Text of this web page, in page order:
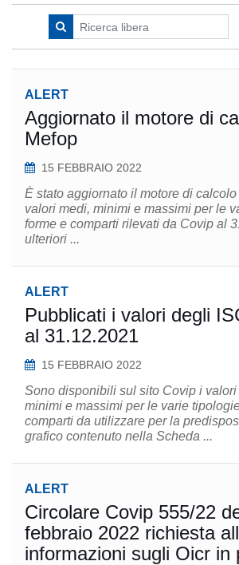
ALERT
Aggiornato il motore di
Mefop
15 FEBBRAIO 2022
È stato aggiornato il motore di
valori medi, minimi e massimi per le
forme e comparti rilevati da Covip al
ulteriori ...
ALERT
Pubblicati i valori degli
al 31.12.2021
15 FEBBRAIO 2022
Sono disponibili sul sito Covip i
minimi e massimi per le varie
comparti da utilizzare per la
grafico contenuto nella Scheda ...
ALERT
Circolare Covip 555/22
febbraio 2022 richiesta
informazioni sugli Oicr in